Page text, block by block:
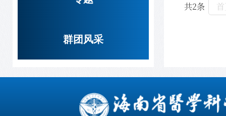
群团风采
共2条